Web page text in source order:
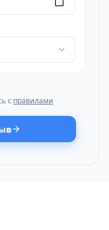
с правилами